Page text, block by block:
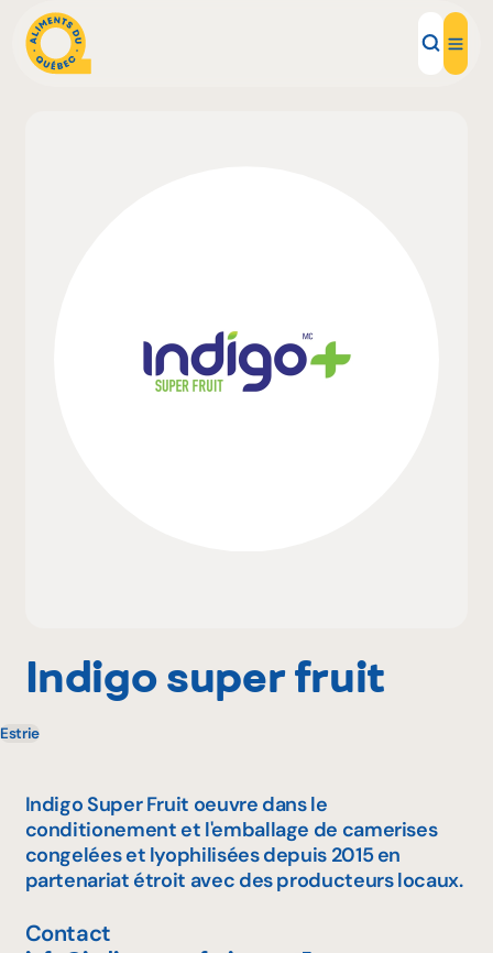
Restaurants
Institutions
Indigo super fruit
Estrie
Indigo Super Fruit oeuvre dans le
conditionement et l'emballage de camerises
congelées et lyophilisées depuis 2015 en
partenariat étroit avec des producteurs locaux.
Contact